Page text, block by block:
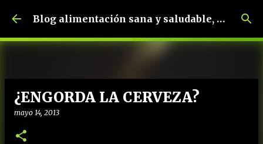
Ir al contenido principal Blog alimentación sana y saludable, dietética y nutrición, dietista-nutricionista.
¿ENGORDA LA CERVEZA?
mayo 14, 2013